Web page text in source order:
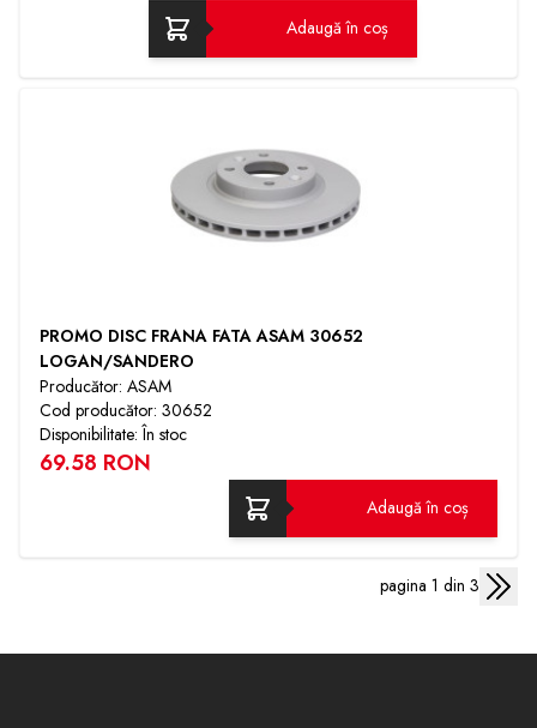
Adaugă în coș
PROMO DISC FRANA FATA ASAM 30652
LOGAN/SANDERO
Producător: ASAM
Cod producător: 30652
Disponibilitate: În stoc
69.58 RON
Adaugă în coș
pagina 1 din 3